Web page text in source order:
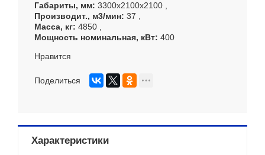
Габариты, мм 3300х2100х2100
Производит., м3/мин 37
Масса, кг 4850
Мощность номинальная, кВт 400
Нравится
Поделиться
Характеристики